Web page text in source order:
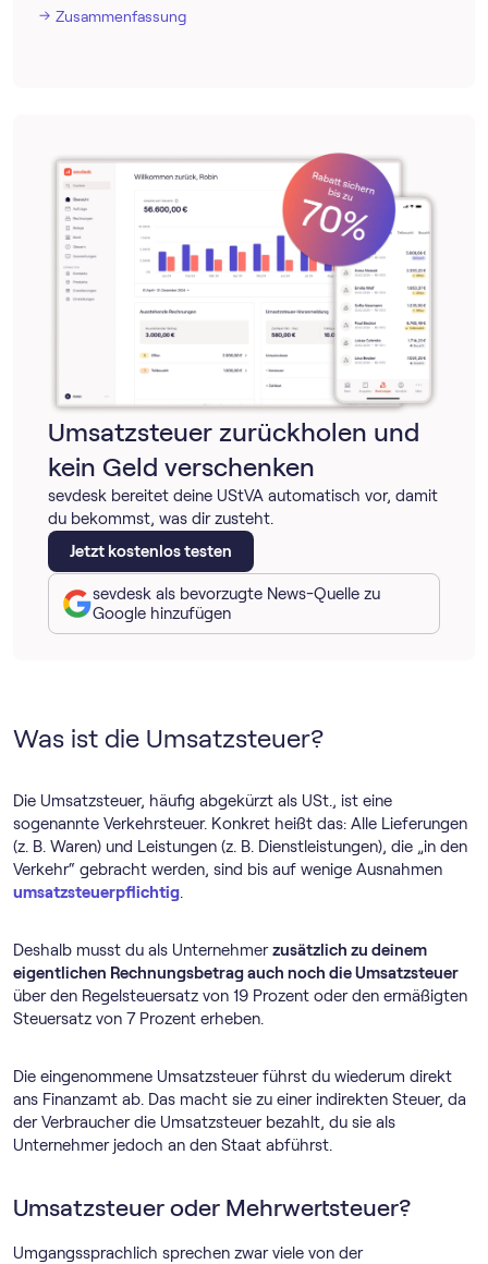
Umsatzsteuer zurückholen und
kein Geld verschenken
sevdesk bereitet deine UStVA automatisch vor, damit
du bekommst, was dir zusteht.
Jetzt kostenlos testen
sevdesk als bevorzugte News-Quelle zu
Google hinzufügen
Zusammenfassung
Was ist die Umsatzsteuer?
Die Umsatzsteuer, häufig abgekürzt als USt., ist eine
sogenannte Verkehrsteuer. Konkret heißt das: Alle Lieferungen
(z. B. Waren) und Leistungen (z. B. Dienstleistungen), die „in den
Verkehr“ gebracht werden, sind bis auf wenige Ausnahmen
umsatzsteuerpflichtig.
Deshalb musst du als Unternehmerzusätzlich zu deinem
eigentlichen Rechnungsbetrag auch noch die Umsatzsteuer
über den Regelsteuersatz von 19 Prozent oder den ermäßigten
Steuersatz von 7 Prozent erheben.
Die eingenommene Umsatzsteuer führst du wiederum direkt
ans Finanzamt ab. Das macht sie zu einer indirekten Steuer, da
der Verbraucher die Umsatzsteuer bezahlt, du sie als
Unternehmer jedoch an den Staat abführst.
Umsatzsteuer oder Mehrwertsteuer?
Umgangssprachlich sprechen zwar viele von der